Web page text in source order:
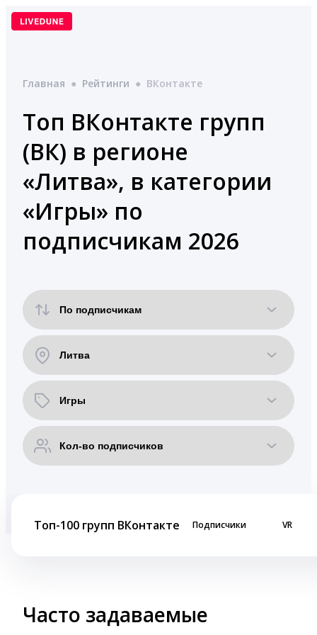
Перейти
Главная ● Рейтинги ● ВКонтакте
Топ ВКонтакте групп
(ВК) в регионе
«Литва», в категории
«Игры» по
подписчикам 2026
Топ-100 групп ВКонтакте Подписчики VR
Часто задаваемые